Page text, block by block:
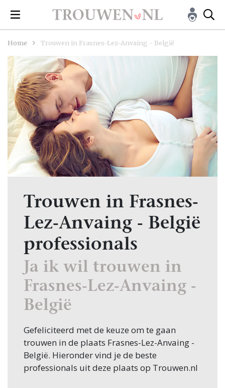
Home Trouwen in Frasnes-Lez-Anvaing - België
Trouwen in Frasnes-
Lez-Anvaing - België
professionals
Ja ik wil trouwen in
Frasnes-Lez-Anvaing -
België
Gefeliciteerd met de keuze om te gaan
trouwen in de plaats Frasnes-Lez-Anvaing -
België. Hieronder vind je de beste
professionals uit deze plaats op Trouwen.nl